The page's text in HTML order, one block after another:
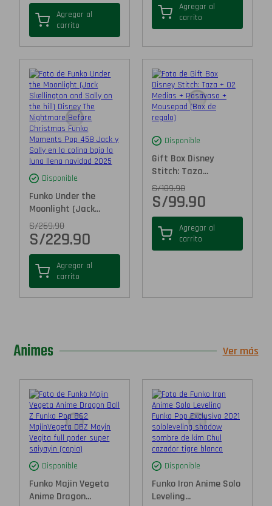
Agregar al
carrito
Agregar al
carrito
Disponible
Funko Under the
Moonlight (Jack...
S/269.90
S/229.90
Agregar al
carrito
Disponible
Gift Box Disney
Stitch: Taza...
S/109.90
S/99.90
Agregar al
carrito
Animes Ver más
Disponible
Funko Majin Vegeta
Anime Dragon...
Disponible
Funko Iron Anime Solo
Leveling...